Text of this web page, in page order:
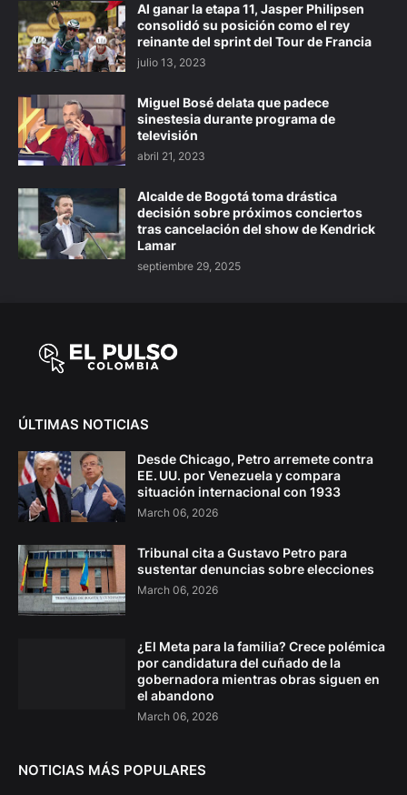
Al ganar la etapa 11, Jasper Philipsen
consolidó su posición como el rey
reinante del sprint del Tour de Francia
julio 13, 2023
Miguel Bosé delata que padece
sinestesia durante programa de
televisión
abril 21, 2023
Alcalde de Bogotá toma drástica
decisión sobre próximos conciertos
tras cancelación del show de Kendrick
Lamar
septiembre 29, 2025
ÚLTIMAS NOTICIAS
Desde Chicago, Petro arremete contra
EE. UU. por Venezuela y compara
situación internacional con 1933
March 06, 2026
Tribunal cita a Gustavo Petro para
sustentar denuncias sobre elecciones
March 06, 2026
¿El Meta para la familia? Crece polémica
por candidatura del cuñado de la
gobernadora mientras obras siguen en
el abandono
March 06, 2026
NOTICIAS MÁS POPULARES